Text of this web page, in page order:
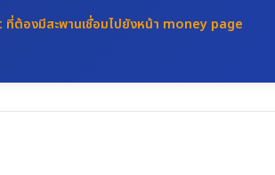
องมีสะพานเชื่อมไปยังหน้า money page